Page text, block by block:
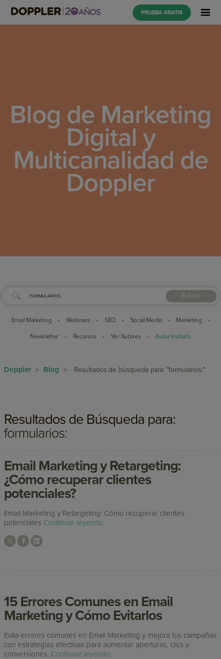
PRUEBA GRATIS
Blog de Marketing
Digital y
Multicanalidad de
Doppler
Buscar
Email Marketing • Webinars • SEO • Social Media • Marketing •
Newsletter • Recursos • Ver Autores • Autor Invitado
Doppler > Blog > Resultados de búsqueda para: "formularios:"
Resultados de Búsqueda para:
formularios:
Email Marketing y Retargeting:
¿Cómo recuperar clientes
potenciales?
Email Marketing y Retargeting: Cómo recuperar clientes
potenciales Continuar leyendo
15 Errores Comunes en Email
Marketing y Cómo Evitarlos
Evita errores comunes en Email Marketing y mejora tus campañas
con estrategias efectivas para aumentar aperturas, clics y
conversiones. Continuar leyendo